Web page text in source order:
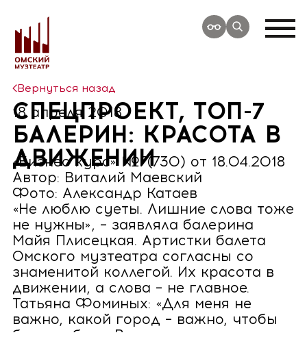
Вернуться назад
18 апреля 2018
СПЕЦПРОЕКТ, ТОП-7
БАЛЕРИН: КРАСОТА В
ДВИЖЕНИИ
«Бизнес курс» №7(730) от 18.04.2018
Автор: Виталий Маевский
Фото: Александр Катаев
«Не люблю суеты. Лишние слова тоже
не нужны», – заявляла балерина
Майя Плисецкая. Артистки балета
Омского музтеатра согласны со
знаменитой коллегой. Их красота в
движении, а слова – не главное.
Татьяна Фоминых: «Для меня не
важно, какой город – важно, чтобы
была работа. Возможность